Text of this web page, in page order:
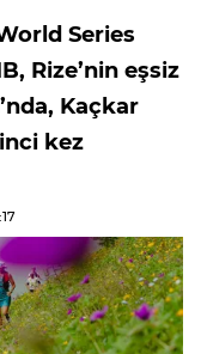
Series
Rize’nin eşsiz
Kaçkar
kez